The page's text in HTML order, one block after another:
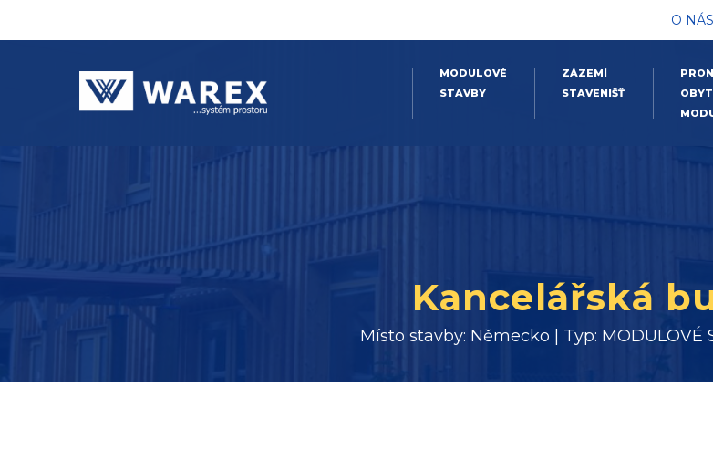
O NÁS
MODULOVÉ
STAVBY
ZÁZEMÍ
STAVENIŠŤ
Kancelářská
Místo stavby: Německo | Typ: MODULOVÉ